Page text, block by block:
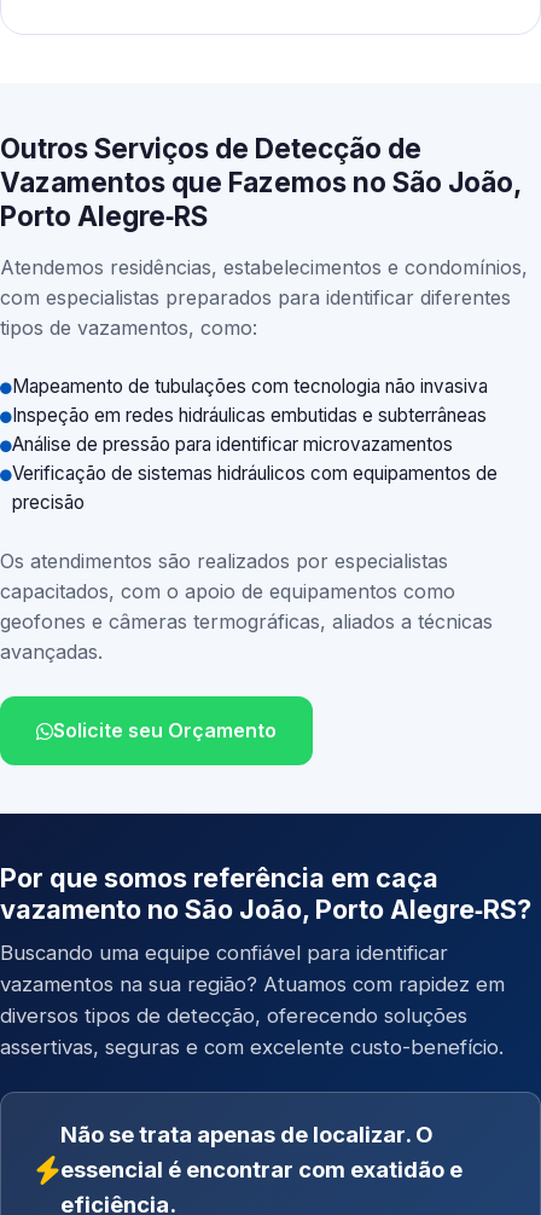
Outros Serviços de Detecção de
Vazamentos que Fazemos no São João,
Porto Alegre‑RS
Atendemos residências, estabelecimentos e condomínios,
com especialistas preparados para identificar diferentes
tipos de vazamentos, como:
Mapeamento de tubulações com tecnologia não invasiva
Inspeção em redes hidráulicas embutidas e subterrâneas
Análise de pressão para identificar microvazamentos
Verificação de sistemas hidráulicos com equipamentos de
precisão
Os atendimentos são realizados por especialistas
capacitados, com o apoio de equipamentos como
geofones e câmeras termográficas, aliados a técnicas
avançadas.
Solicite seu Orçamento
Por que somos referência em caça
vazamento no São João, Porto Alegre‑RS?
Buscando uma equipe confiável para identificar
vazamentos na sua região? Atuamos com rapidez em
diversos tipos de detecção, oferecendo soluções
assertivas, seguras e com excelente custo-benefício.
Não se trata apenas de localizar. O
essencial é encontrar com exatidão e
eficiência.